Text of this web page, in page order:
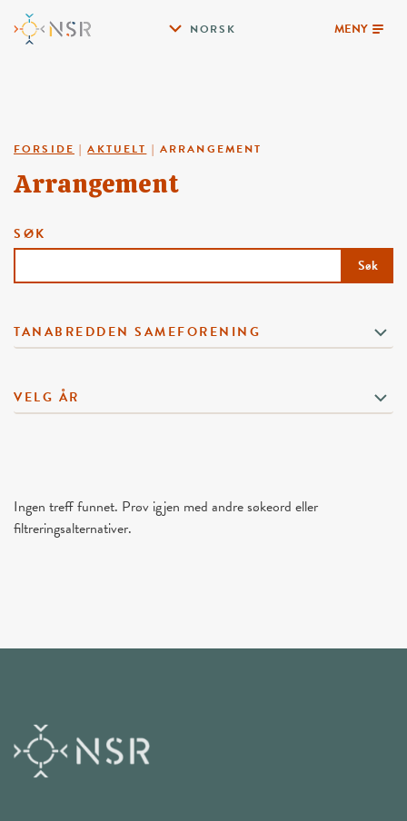
NORSK MENY
FORSIDE |AKTUELT | ARRANGEMENT
Arrangement
SØK
Søk
TANABREDDEN SAMEFORENING
VELG ÅR
Ingen treff funnet. Prøv igjen med andre søkeord eller
filtreringsalternativer.